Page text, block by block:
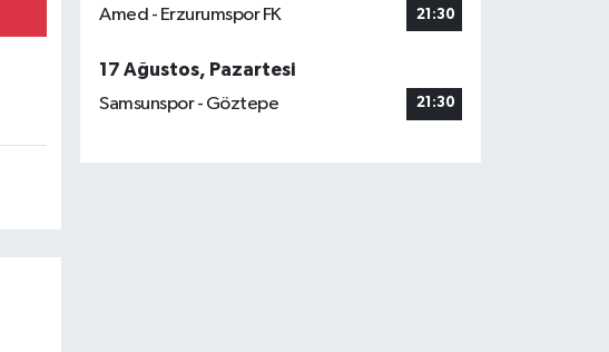
Amed - Erzurumspor FK 21:30
17 Ağustos, Pazartesi
Samsunspor - Göztepe
21:30